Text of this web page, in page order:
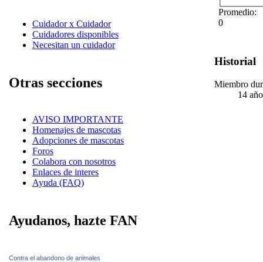
Cuidador x Cuidador
Cuidadores disponibles
Necesitan un cuidador
Otras secciones
AVISO IMPORTANTE
Homenajes de mascotas
Adopciones de mascotas
Foros
Colabora con nosotros
Enlaces de interes
Ayuda (FAQ)
Ayudanos, hazte FAN
Contra el abandono de animales
Promedio:
0
Historial
Miembro
14